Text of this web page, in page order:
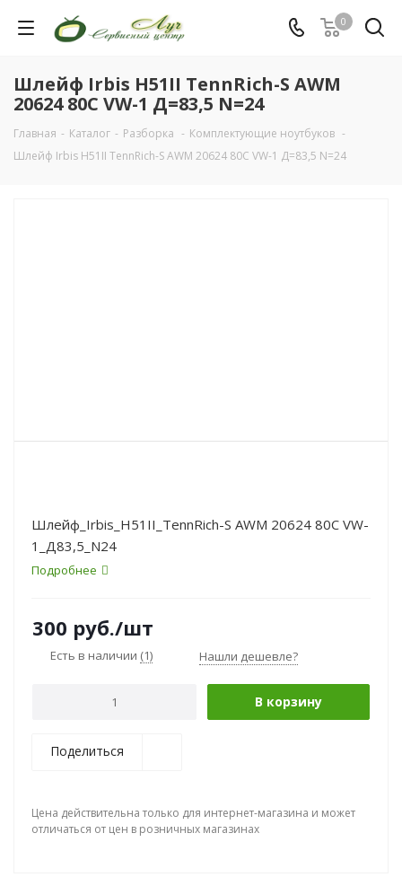
0
Шлейф Irbis H51II TennRich-S AWM
20624 80C VW-1 Д=83,5 N=24
Главная - Каталог - Разборка - Комплектующие ноутбуков -
Шлейф Irbis H51II TennRich-S AWM 20624 80C VW-1 Д=83,5 N=24
Шлейф_Irbis_H51II_TennRich-S AWM 20624 80C VW-
1_Д83,5_N24
Подробнее
300 руб./шт
Есть в наличии (1) Нашли дешевле?
В корзину
Поделиться
Цена действительна только для интернет-магазина и может
отличаться от цен в розничных магазинах